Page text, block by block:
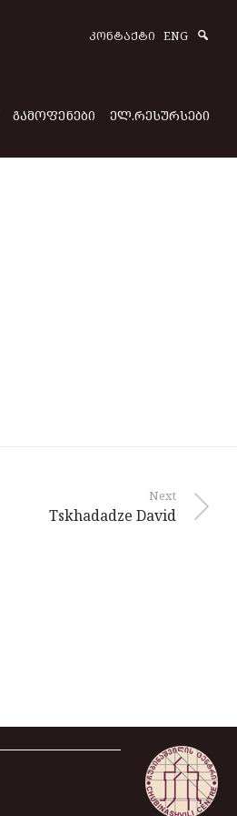
ᲙᲝᲜᲢᲐᲥᲢᲘ ENG
ᲒᲐᲛᲝᲤᲔᲜᲔᲑᲘ ᲔᲚ.ᲠᲔᲡᲣᲠᲡᲔᲑᲘ
Next
Tskhadadze David